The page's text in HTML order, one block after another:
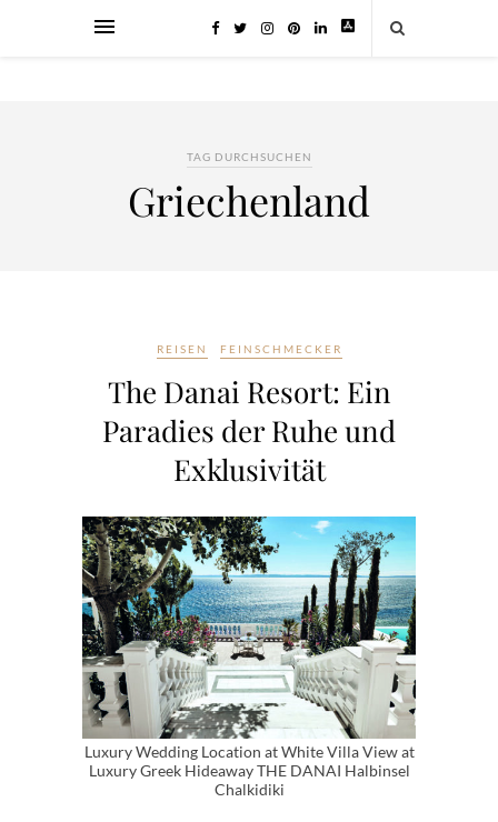
TAG DURCHSUCHEN
Griechenland
REISEN FEINSCHMECKER
The Danai Resort: Ein
Paradies der Ruhe und
Exklusivität
Luxury Wedding Location at White Villa View at
Luxury Greek Hideaway THE DANAI Halbinsel
Chalkidiki